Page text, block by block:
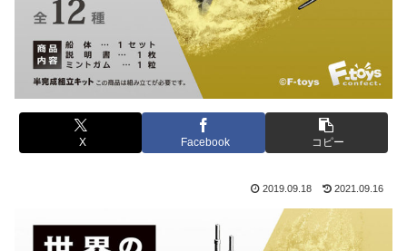
X Facebook コピー
2019.09.18 2021.09.16